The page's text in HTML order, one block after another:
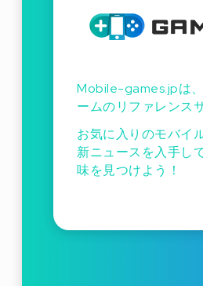
Mobile-games.jpは
ームのリファレンス
お気に入りのモバイ
新ニュースを入手し
味を見つけよう！